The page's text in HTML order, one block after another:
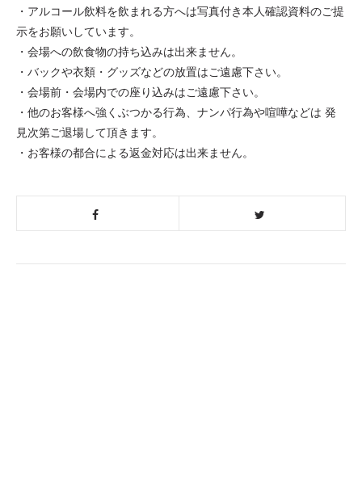
・アルコール飲料を飲まれる方へは写真付き本人確認資料のご提
示をお願いしています。
・会場への飲食物の持ち込みは出来ません。
・バックや衣類・グッズなどの放置はご遠慮下さい。
・会場前・会場内での座り込みはご遠慮下さい。
・他のお客様へ強くぶつかる行為、ナンパ行為や喧嘩などは 発
見次第ご退場して頂きます。
・お客様の都合による返金対応は出来ません。